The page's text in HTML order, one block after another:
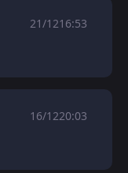
21/1216:53
16/1220:03